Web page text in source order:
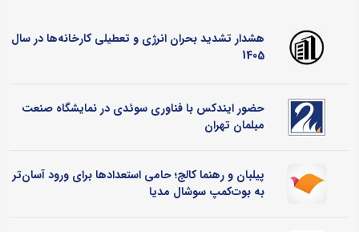
هشدار تشدید بحران انرژی و تعطیلی کارخانه‌ها در سال
1405
حضور ایندکس با فناوری سوئدی در نمایشگاه صنعت
مبلمان تهران
پیلبان و رهنما کالج؛ حامی استعدادها برای ورود آسان‌تر
به بوت‌کمپ سوشال مدیا